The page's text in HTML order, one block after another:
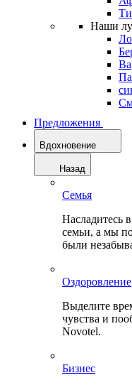
Наши
Предложения
Вдохновение
Назад
Семья
Насладитесь
семьи, а мы
были
Оздоровление
Выделите
чувства и
Novotel.
Бизнес